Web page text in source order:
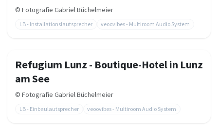
© Fotografie Gabriel Büchelmeier
LB - Installationslautsprecher veoovibes - Multiroom Audio System
Refugium Lunz - Boutique-Hotel in Lunz
am See
© Fotografie Gabriel Büchelmeier
LB - Einbaulautsprecher veoovibes - Multiroom Audio System